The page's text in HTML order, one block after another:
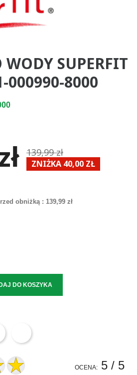
SUPERFIT
000990-8000
139,99 zł
ZNIŻKA 40,00 ZŁ
obniżką : 139,99 zł
DO KOSZYKA
OCENA: 5 / 5